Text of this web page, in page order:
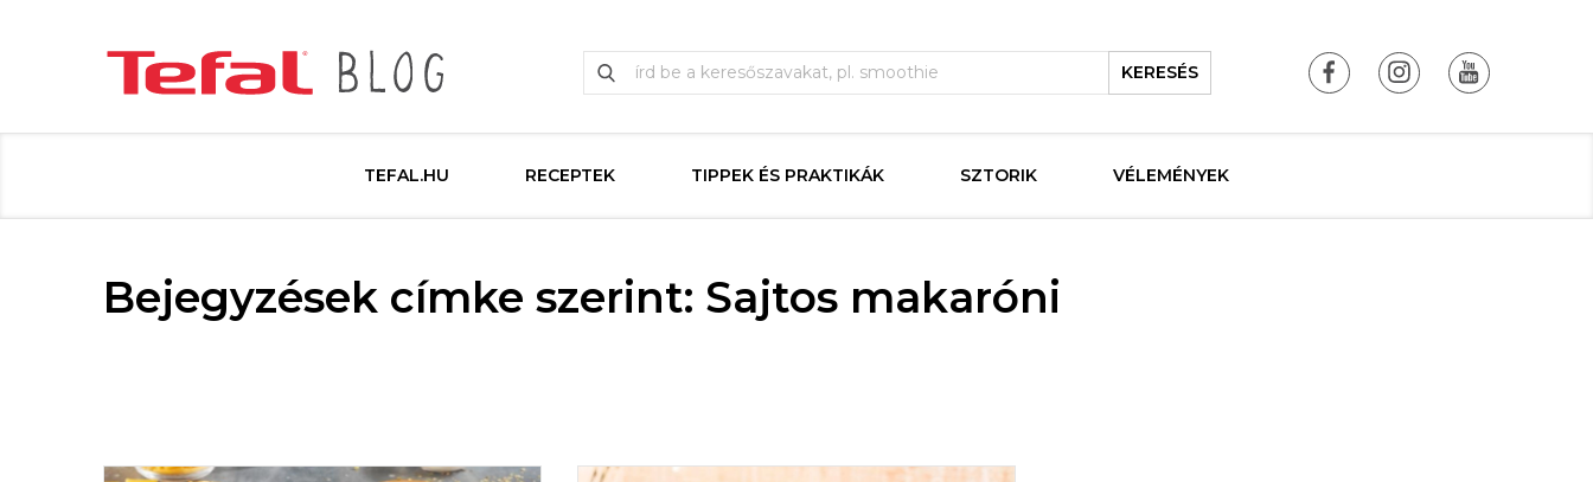
KERESÉS
TEFAL.HU RECEPTEK TIPPEK ÉS PRAKTIKÁK SZTORIK VÉLEMÉNYEK
Bejegyzések címke szerint: Sajtos makaróni